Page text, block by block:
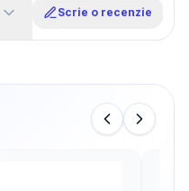
Scrie o recenzie